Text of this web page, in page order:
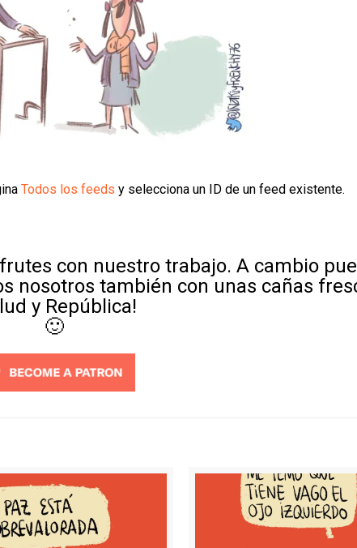
Todos los feeds y selecciona un ID de un feed existente.
con nuestro trabajo. A cambio
nosotros también con unas cañas
y República!
🙂